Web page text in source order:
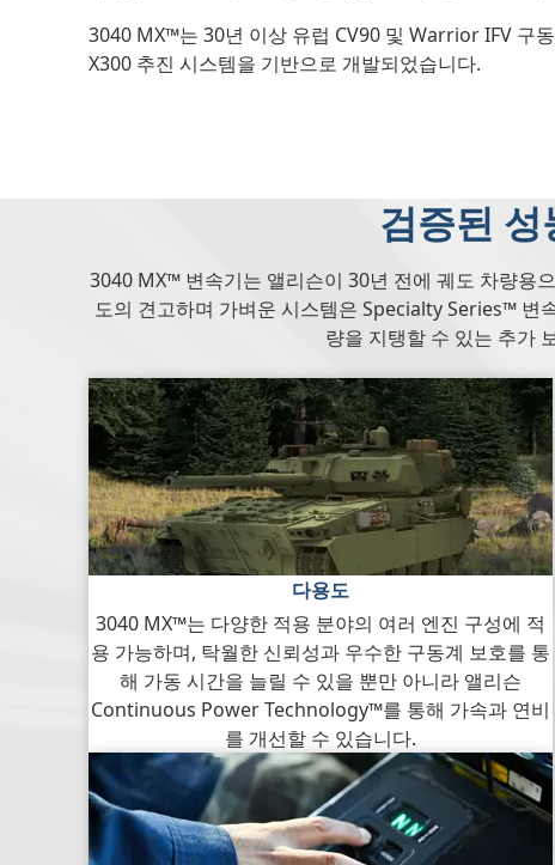
3040 MX™는 30년 이상 유럽 CV90 및 Warrior IFV 구
X300 추진 시스템을 기반으로 개발되었습니다.
검증된 성
3040 MX™ 변속기는 앨리슨이 30년 전에 궤도 차량용
도의 견고하며 가벼운 시스템은 Specialty Series™ 변
량을 지탱할 수 있는 추가
다용도
3040 MX™는 다양한 적용 분야의 여러 엔진 구성에 적
용 가능하며, 탁월한 신뢰성과 우수한 구동계 보호를 통
해 가동 시간을 늘릴 수 있을 뿐만 아니라 앨리슨
Continuous Power Technology™를 통해 가속과 연비
를 개선할 수 있습니다.